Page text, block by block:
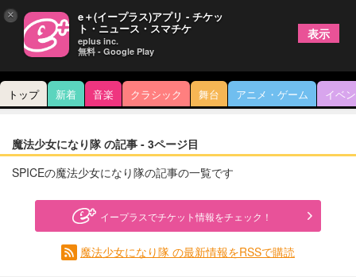
トップ 新着 音楽 クラシック 舞台 アニメ・ゲーム イベ
魔法少女になり隊 の記事 - 3ページ目
SPICEの魔法少女になり隊の記事の一覧です
イープラスでチケット情報をチェック！
魔法少女になり隊 の最新情報をRSSで購読
× e＋(イープラス)アプリ - チケッ
ト・ニュース・スマチケ
eplus inc.
無料 - Google Play
表示